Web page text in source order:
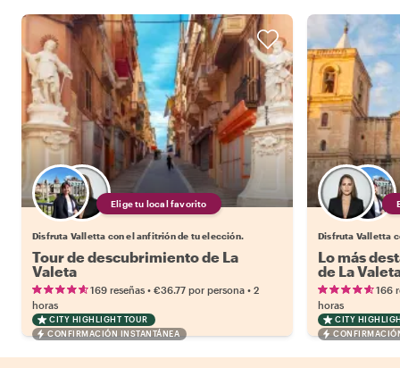
Elige tu local favorito
Disfruta Valletta con el anfitrión de tu elección.
Tour de descubrimiento de La
Valeta
169 reseñas • €36.77 por persona • 2
horas
CITY HIGHLIGHT TOUR
CONFIRMACIÓN INSTANTÁNEA
Disfruta Valletta
Lo más
de La
166
horas
CITY